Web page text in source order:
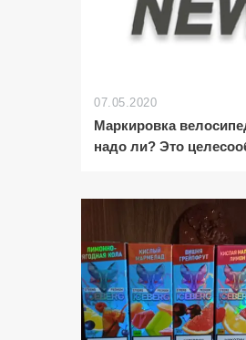
07.05.2020
Маркировка
надо ли? Это